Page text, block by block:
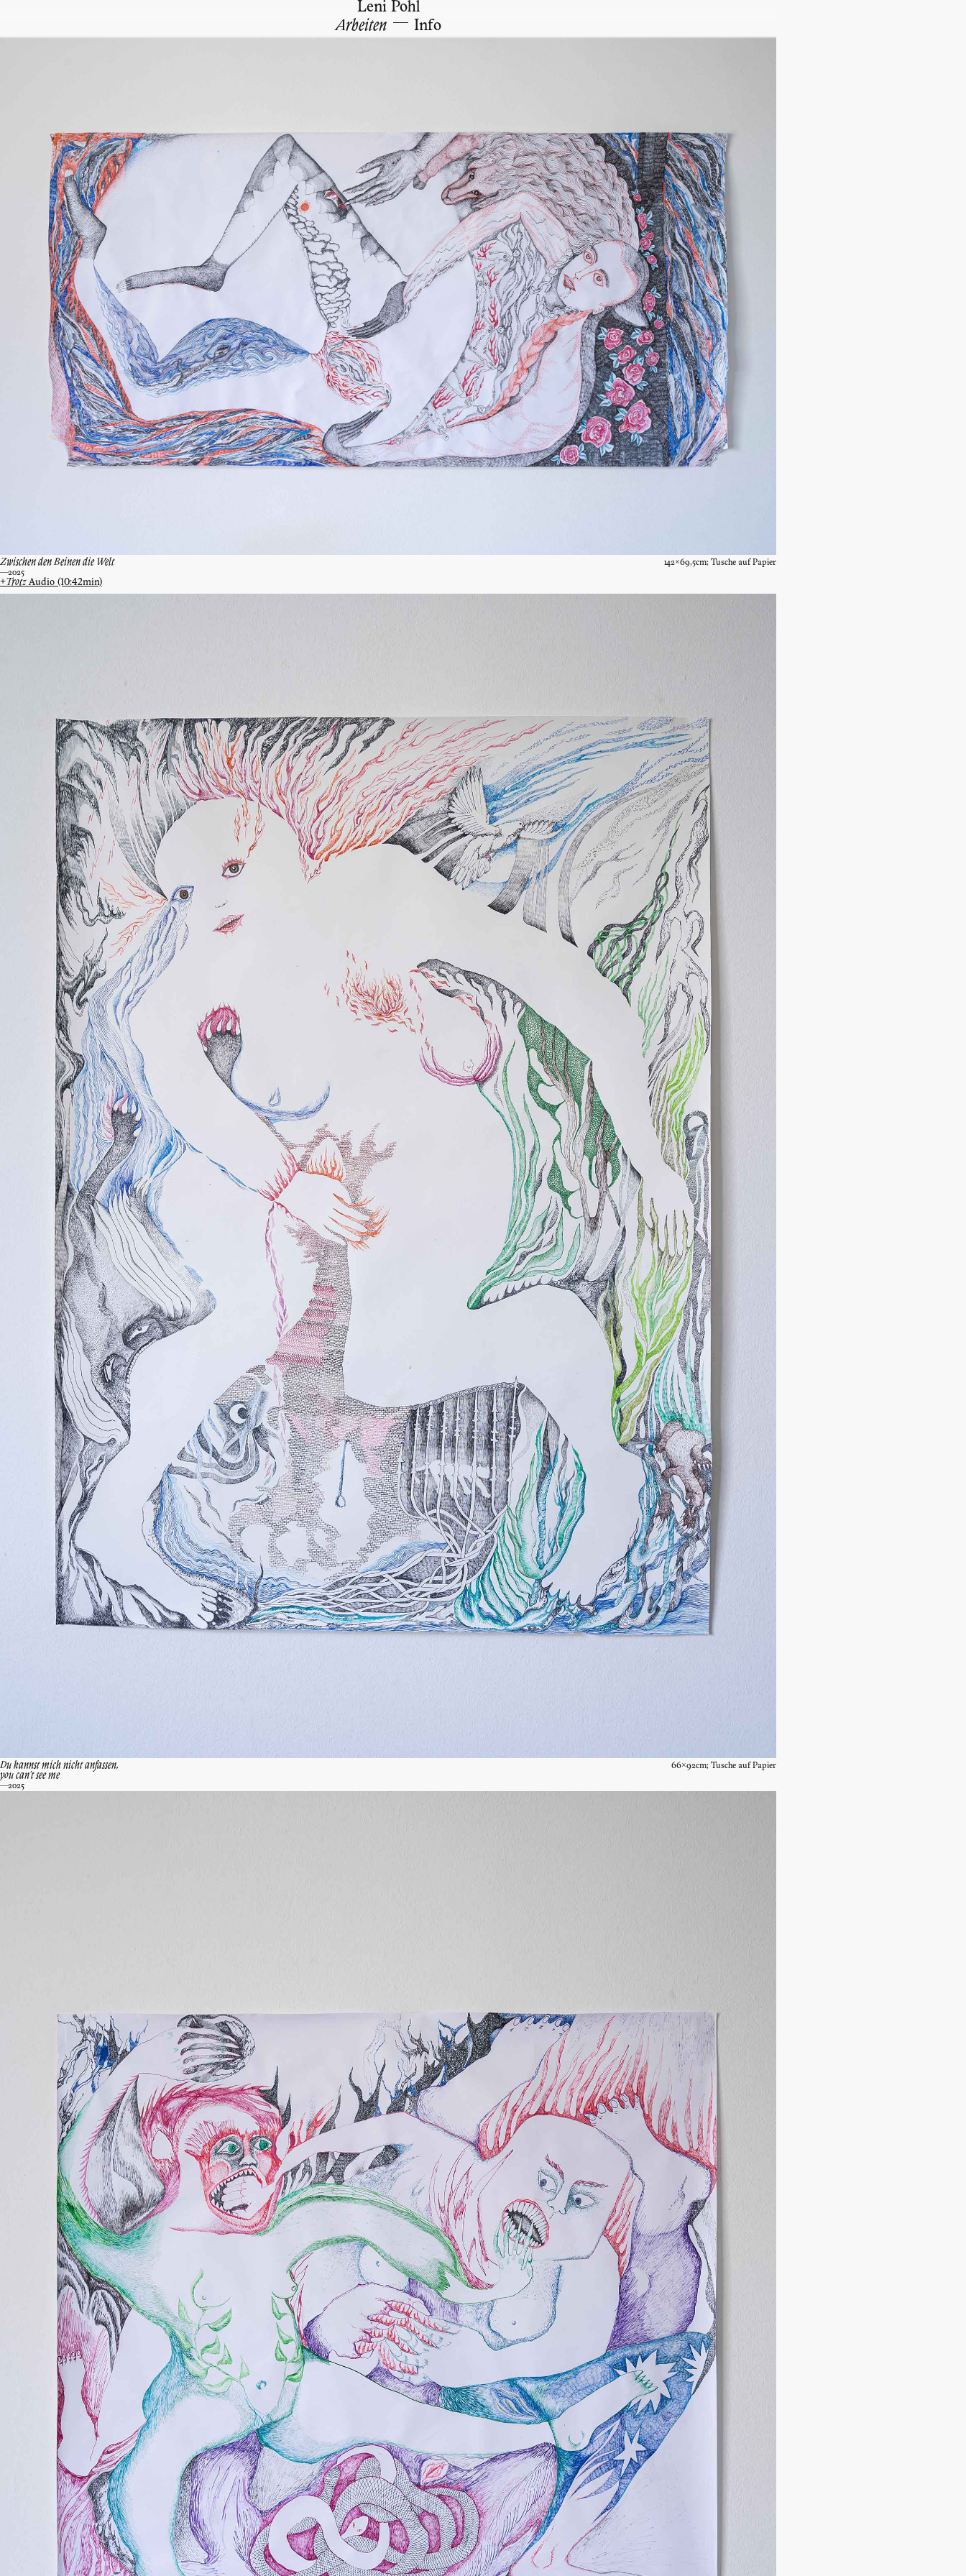
Leni Pohl
Arbeiten — Info
Zwischen den Beinen die Welt
—2025
142×69,5cm; Tusche auf Papier
TrotzAudio (10:42min)
Du kannst mich nicht anfassen,
you can't see me
—2025
66×92cm; Tusche auf Papier